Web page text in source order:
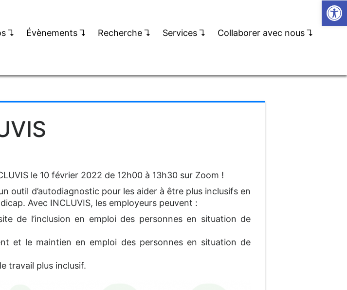
↴ Évènements↴ Recherche↴ Services↴ Collaborer avec nous↴
le 10 février 2022 de 12h00 à 13h30 sur Zoom !
outil d’autodiagnostic pour les aider à être plus inclusifs en
Avec INCLUVIS, les employeurs peuvent :
de l’inclusion en emploi des personnes en situation de
et le maintien en emploi des personnes en situation de
travail plus inclusif.